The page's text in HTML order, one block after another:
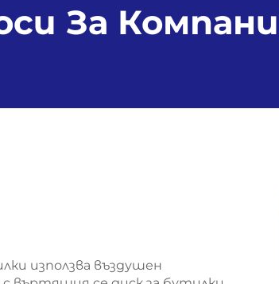
За
използва въздушен